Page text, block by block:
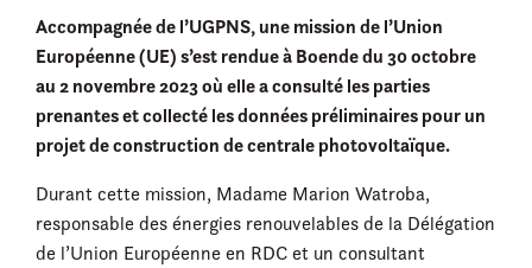
Accompagnée de l’UGPNS, une mission de l’Union
Européenne (UE) s’est rendue à Boende du 30 octobre
au 2 novembre 2023 où elle a consulté les parties
prenantes et collecté les données préliminaires pour un
projet de construction de centrale photovoltaïque.
Durant cette mission, Madame Marion Watroba,
responsable des énergies renouvelables de la Délégation
de l’Union Européenne en RDC et un consultant